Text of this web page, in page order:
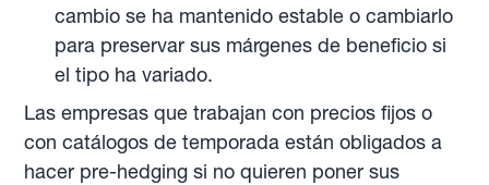
cambio se ha mantenido estable o cambiarlo
para preservar sus márgenes de beneficio si
el tipo ha variado.
Las empresas que trabajan con precios fijos o
con catálogos de temporada están obligados a
hacer pre-hedging si no quieren poner sus